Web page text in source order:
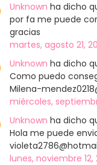
Unknown ha dicho
por fa me puede
gracias
martes, agosto 21,
Unknown ha dicho
Como puedo
Milena-
miércoles,
Unknown ha dicho
Hola me puede
lunes, noviembre 12,